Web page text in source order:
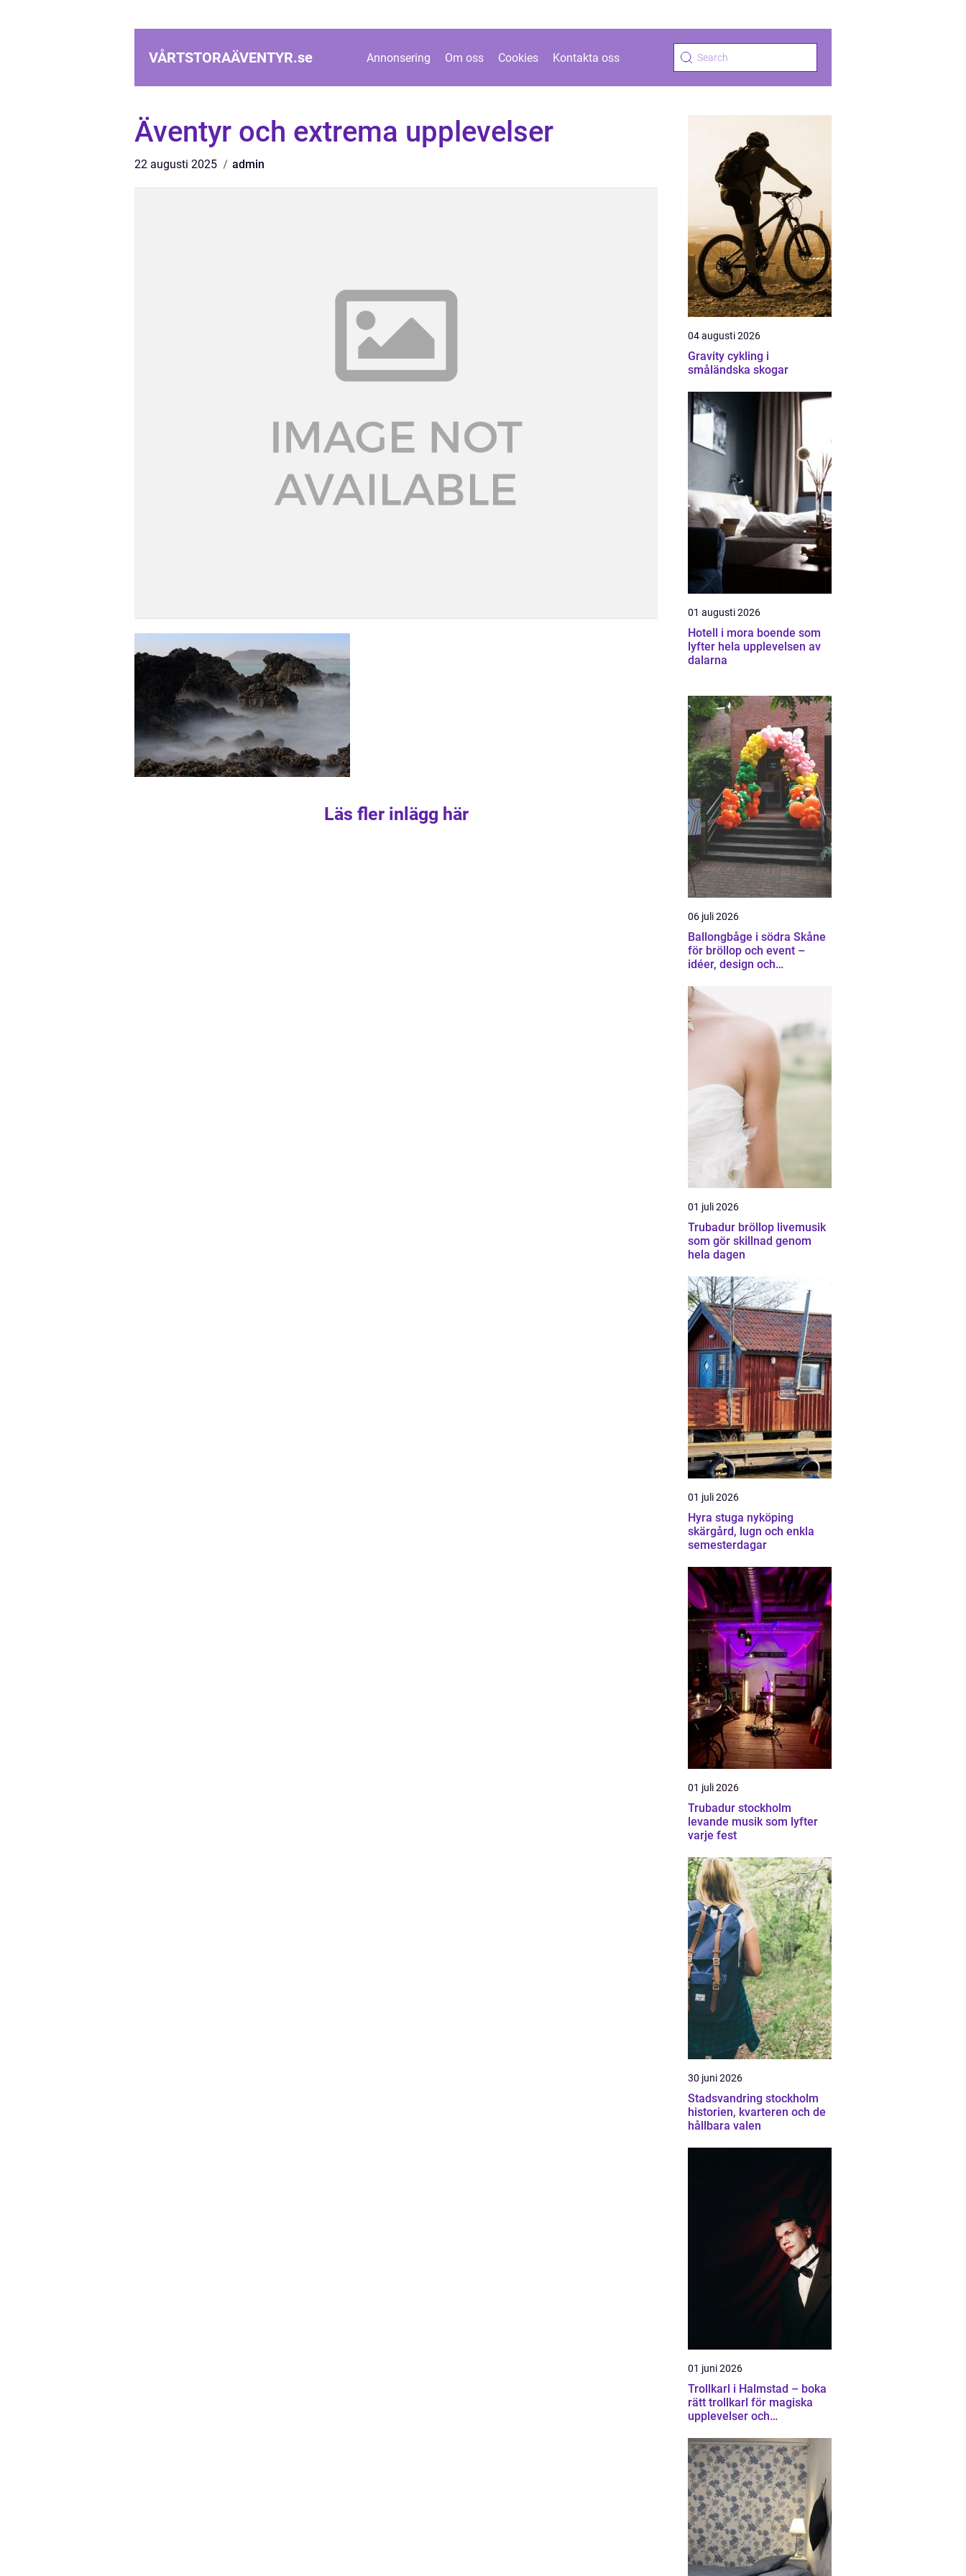
VÅRTSTORAÄVENTYR.se Annonsering Om oss Cookies Kontakta oss
Äventyr och extrema upplevelser
22 augusti 2025 admin
Läs fler inlägg här
04 augusti 2026
Gravity cykling i
småländska skogar
01 augusti 2026
Hotell i mora boende som
lyfter hela upplevelsen av
dalarna
06 juli 2026
Ballongbåge i södra Skåne
för bröllop och event –
idéer, design och
01 juli 2026
Trubadur bröllop livemusik
som gör skillnad genom
hela dagen
01 juli 2026
Hyra stuga nyköping
skärgård, lugn och enkla
semesterdagar
01 juli 2026
Trubadur stockholm
levande musik som lyfter
varje fest
30 juni 2026
Stadsvandring stockholm
historien, kvarteren och de
hållbara valen
01 juni 2026
Trollkarl i Halmstad – boka
rätt trollkarl för magiska
upplevelser och